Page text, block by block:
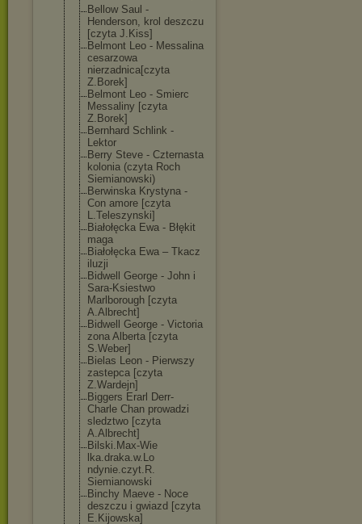
Bellow Saul -
Henderson, krol deszczu
[czyta J.Kiss]
Belmont Leo - Messalina
cesarzowa
nierzadnica[czyta
Z.Borek]
Belmont Leo - Smierc
Messaliny [czyta
Z.Borek]
Bernhard Schlink -
Lektor
Berry Steve - Czternasta
kolonia (czyta Roch
Siemianowski)
Berwinska Krystyna -
Con amore [czyta
L.Teleszynski]
Białołęcka Ewa - Błękit
maga
Białołęcka Ewa – Tkacz
iluzji
Bidwell George - John i
Sara-Ksiestwo
Marlborough [czyta
A.Albrecht]
Bidwell George - Victoria
zona Alberta [czyta
S.Weber]
Bielas Leon - Pierwszy
zastepca [czyta
Z.Wardejn]
Biggers Erarl Derr-
Charle Chan prowadzi
sledztwo [czyta
A.Albrecht]
Bilski.Max-Wie
lka.draka.w.Lo
ndynie.czyt.R.
Siemianowski
Binchy Maeve - Noce
deszczu i gwiazd [czyta
E.Kijowska]